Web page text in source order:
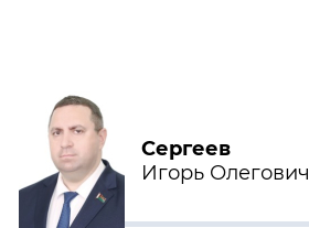
Сергеев
Игорь Олегович